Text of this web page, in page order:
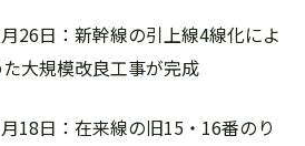
26日：新幹線の引上線4線化によ
大規模改良工事が完成
18日：在来線の旧15・16番のり